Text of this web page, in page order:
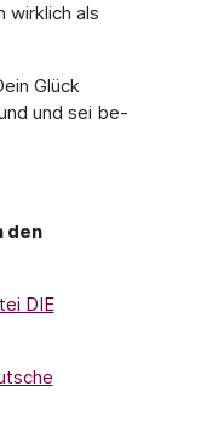
wirk­lich als
Glück
und sei be­
den
DIE